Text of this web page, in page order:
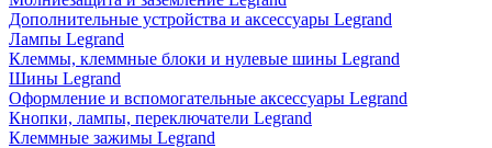
Дополнительные устройства и аксессуары Legrand
Лампы Legrand
Клеммы, клеммные блоки и нулевые шины Legrand
Шины Legrand
Оформление и вспомогательные аксессуары Legrand
Кнопки, лампы, переключатели Legrand
Клеммные зажимы Legrand